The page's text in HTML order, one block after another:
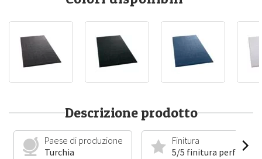
Descrizione prodotto
Paese di produzione
Turchia
Finitura
5/5 finitura perfetta